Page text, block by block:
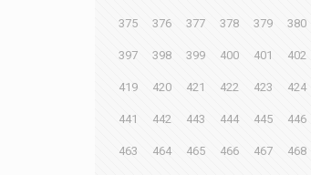
375 376 377 378 379 380
397 398 399 400 401 402
419 420 421 422 423 424
441 442 443 444 445 446
463 464 465 466 467 468